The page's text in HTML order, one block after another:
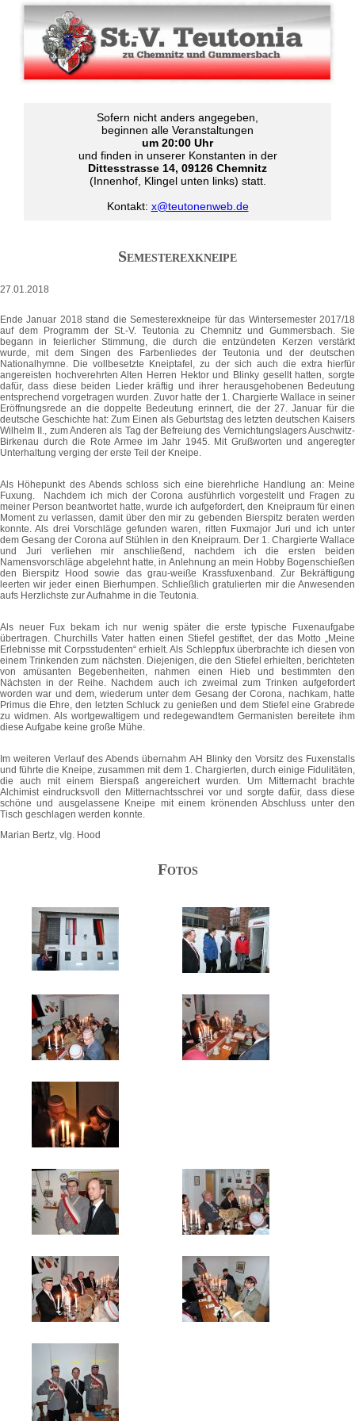
Sofern nicht anders angegeben,
beginnen alle Veranstaltungen
um 20:00 Uhr
und finden in unserer Konstanten in der
Dittesstrasse 14, 09126 Chemnitz
(Innenhof, Klingel unten links) statt.
Kontakt: x@teutonenweb.de
Semesterexkneipe
27.01.2018
Ende Januar 2018 stand die Semesterexkneipe für das Wintersemester 2017/18
auf dem Programm der St.-V. Teutonia zu Chemnitz und Gummersbach. Sie
begann in feierlicher Stimmung, die durch die entzündeten Kerzen verstärkt
wurde, mit dem Singen des Farbenliedes der Teutonia und der deutschen
Nationalhymne. Die vollbesetzte Kneiptafel, zu der sich auch die extra hierfür
angereisten hochverehrten Alten Herren Hektor und Blinky gesellt hatten, sorgte
dafür, dass diese beiden Lieder kräftig und ihrer herausgehobenen Bedeutung
entsprechend vorgetragen wurden. Zuvor hatte der 1. Chargierte Wallace in seiner
Eröffnungsrede an die doppelte Bedeutung erinnert, die der 27. Januar für die
deutsche Geschichte hat: Zum Einen als Geburtstag des letzten deutschen Kaisers
Wilhelm II., zum Anderen als Tag der Befreiung des Vernichtungslagers Auschwitz-
Birkenau durch die Rote Armee im Jahr 1945. Mit Grußworten und angeregter
Unterhaltung verging der erste Teil der Kneipe.
Als Höhepunkt des Abends schloss sich eine bierehrliche Handlung an: Meine
Fuxung. Nachdem ich mich der Corona ausführlich vorgestellt und Fragen zu
meiner Person beantwortet hatte, wurde ich aufgefordert, den Kneipraum für einen
Moment zu verlassen, damit über den mir zu gebenden Bierspitz beraten werden
konnte. Als drei Vorschläge gefunden waren, ritten Fuxmajor Juri und ich unter
dem Gesang der Corona auf Stühlen in den Kneipraum. Der 1. Chargierte Wallace
und Juri verliehen mir anschließend, nachdem ich die ersten beiden
Namensvorschläge abgelehnt hatte, in Anlehnung an mein Hobby Bogenschießen
den Bierspitz Hood sowie das grau-weiße Krassfuxenband. Zur Bekräftigung
leerten wir jeder einen Bierhumpen. Schließlich gratulierten mir die Anwesenden
aufs Herzlichste zur Aufnahme in die Teutonia.
Als neuer Fux bekam ich nur wenig später die erste typische Fuxenaufgabe
übertragen. Churchills Vater hatten einen Stiefel gestiftet, der das Motto „Meine
Erlebnisse mit Corpsstudenten“ erhielt. Als Schleppfux überbrachte ich diesen von
einem Trinkenden zum nächsten. Diejenigen, die den Stiefel erhielten, berichteten
von amüsanten Begebenheiten, nahmen einen Hieb und bestimmten den
Nächsten in der Reihe. Nachdem auch ich zweimal zum Trinken aufgefordert
worden war und dem, wiederum unter dem Gesang der Corona, nachkam, hatte
Primus die Ehre, den letzten Schluck zu genießen und dem Stiefel eine Grabrede
zu widmen. Als wortgewaltigem und redegewandtem Germanisten bereitete ihm
diese Aufgabe keine große Mühe.
Im weiteren Verlauf des Abends übernahm AH Blinky den Vorsitz des Fuxenstalls
und führte die Kneipe, zusammen mit dem 1. Chargierten, durch einige Fidulitäten,
die auch mit einem Bierspaß angereichert wurden. Um Mitternacht brachte
Alchimist eindrucksvoll den Mitternachtsschrei vor und sorgte dafür, dass diese
schöne und ausgelassene Kneipe mit einem krönenden Abschluss unter den
Tisch geschlagen werden konnte.
Marian Bertz, vlg. Hood
Fotos